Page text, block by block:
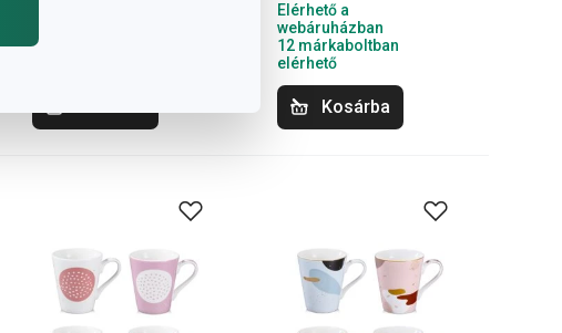
12 márkaboltban
Elérhető a
webáruházban
12 márkaboltban
elérhető
Kosárba